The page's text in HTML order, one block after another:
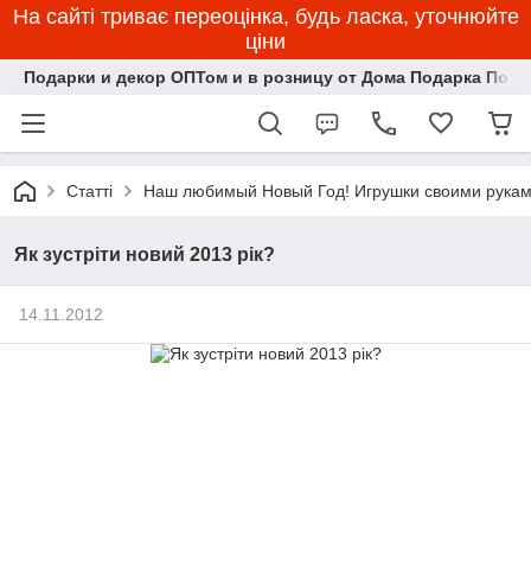
На сайті триває переоцінка, будь ласка, уточнюйте
ціни
Подарки и декор ОПТом и в розницу от Дома Подарка
Статті Наш любимый Новый Год! Игрушки своими
Як зустріти новий 2013 рік?
14.11.2012